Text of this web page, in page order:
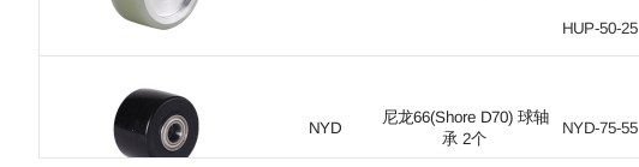
HUP-50-25
NYD
尼龙66(Shore D70) 球轴
承 2个
NYD-75-55